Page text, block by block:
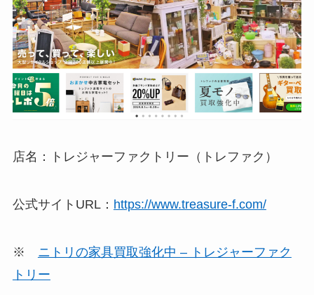
店名：トレジャーファクトリー（トレファク）
公式サイトURL： https://www.treasure-f.com/
※ ニトリの家具買取強化中 – トレジャーファク
トリー